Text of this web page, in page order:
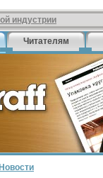
индустрии
Читателям
Новости